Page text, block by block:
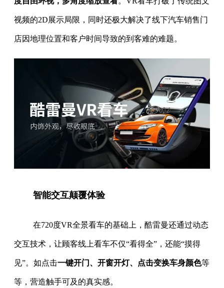
视频的2D展示局限，同时还极大解决了线下汽车销售门
店因地理位置和客户时间导致的到客难的难题。
智能交互颠覆体验
在720度VR全景看车的基础上，酷雷曼还通过动态
交互技术，让顾客线上看车不仅“看得全”，还能“摸得
见”。如点击一键开门、开窗开灯、点击变换车身颜色等
等，营造触手可及的真实感。